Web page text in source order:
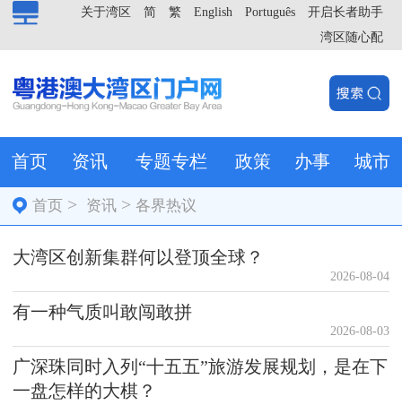
开启长者助手
Português
English
繁
简
关于湾区
湾区随心配
首页 资讯 专题专栏 政策 办事 城市
首页 > 资讯 >各界热议
大湾区创新集群何以登顶全球？
2026-08-04
有一种气质叫敢闯敢拼
2026-08-03
广深珠同时入列“十五五”旅游发展规划，是在下
一盘怎样的大棋？